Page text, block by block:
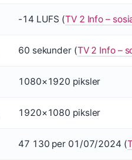
-14 LUFS (TV 2 Info –
60 sekunder (TV 2 Info –
1080×1920 piksler
1920×1080 piksler
47 130 per 01/07/2024 (